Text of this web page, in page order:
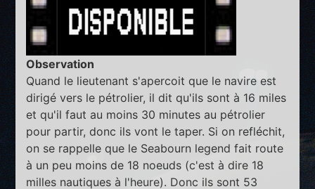
Observation
Quand le lieutenant s'apercoit que le navire est
dirigé vers le pétrolier, il dit qu'ils sont à 16 miles
et qu'il faut au moins 30 minutes au pétrolier
pour partir, donc ils vont le taper. Si on refléchit,
on se rappelle que le Seabourn legend fait route
à un peu moins de 18 noeuds (c'est à dire 18
milles nautiques à l'heure). Donc ils sont 53